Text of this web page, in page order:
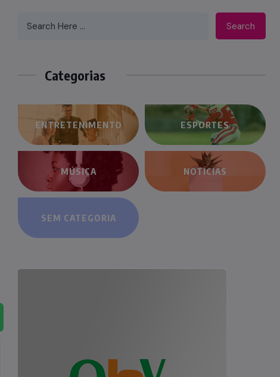
Search
Categorias
ENTRETENIMENTO ESPORTES
MÚSICA NOTÍCIAS
SEM CATEGORIA